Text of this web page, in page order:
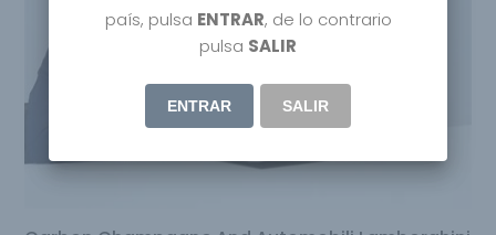
país, pulsa ENTRAR, de lo contrario
pulsa SALIR
ENTRAR SALIR